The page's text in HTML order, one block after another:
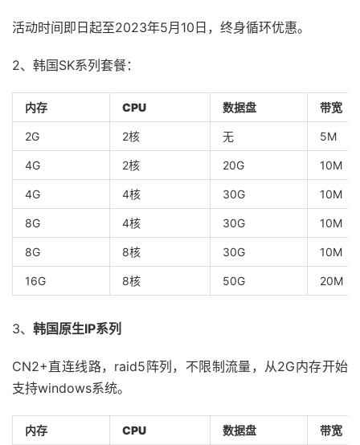
活动时间即日起至2023年5月10日，终身循环优惠。
2、韩国SK系列套餐：
内存 CPU 数据盘 带宽
2G 2核 无 5M
4G 2核 20G 10M
4G 4核 30G 10M
8G 4核 30G 10M
8G 8核 30G 10M
16G 8核 50G 20M
3、 韩国原生IP系列
CN2+直连线路，raid5阵列，不限制流量，从2G内存开始
支持windows系统。
内存 CPU 数据盘 带宽